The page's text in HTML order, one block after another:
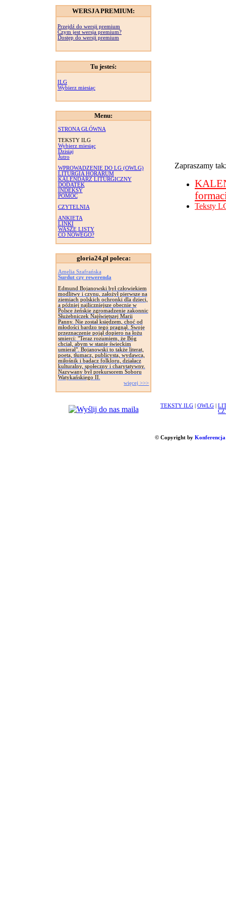
WERSJA PREMIUM:
Przejdź do wersji premium
Czym jest wersja premium?
Dostęp do wersji premium
Tu jesteś:
ILG
Wybierz miesiąc
Menu:
STRONA GŁÓWNA
TEKSTY ILG
Wybierz miesiąc
Dzisiaj
Jutro
WPROWADZENIE DO LG (OWLG)
LITURGIA HORARUM
KALENDARZ LITURGICZNY
DODATEK
INDEKSY
POMOC
CZYTELNIA
ANKIETA
LINKI
WASZE LISTY
CO NOWEGO?
gloria24.pl poleca:
Amelia Szafrańska
Surdut czy rewerenda
Edmund Bojanowski był człowiekiem
modlitwy i czynu, założył pierwsze na
ziemiach polskich ochronki dla dzieci,
a później najliczniejsze obecnie w
Polsce żeńskie zgromadzenie zakonnic
Służebniczek Najświętszej Marii
Panny. Nie został księdzem, choć od
młodości bardzo tego pragnął. Swoje
przeznaczenie pojął dopiero na łożu
smierci: "Teraz rozumiem, że Bóg
chciał, abym w stanie świeckim
umierał". Bojanowski to także literat,
poeta, tłumacz, publicysta, wydawca,
miłośnik i badacz folkloru, działacz
kulturalny, społeczny i charytatywny.
Nazywany był prekursorem Soboru
Watykańskiego II.
więcej >>>
Zapraszamy
Teksty
TEKSTY ILG OWLG
© Copyright by Konferencja